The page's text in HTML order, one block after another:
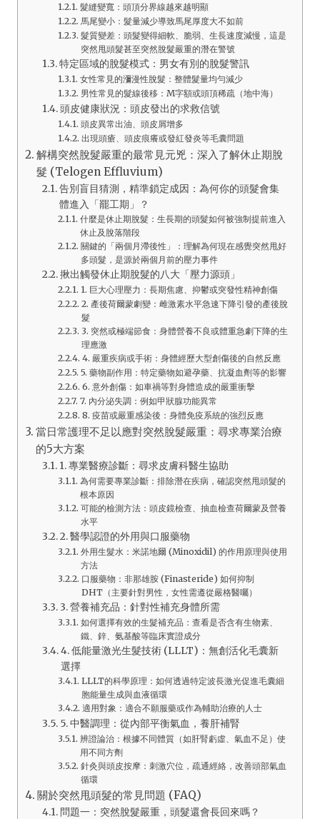
髮縫變寬：頭頂分界線越來越明顯
馬尾變小：髮量減少導致馬尾厚度大不如前
髮質變差：頭髮變得細軟、脆弱、生長速度減慢，這是
突然甩頭髮甚至突然脫髮嚴重的潛在警號
特定區域的脫髮模式：男女有別的脫髮警訊
女性常見的瀰漫性脫髮：整體髮量均勻減少
男性常見的髮線後移：M字額或頭頂稀疏（地中海）
頭皮健康狀況：頭皮發出的求救信號
頭皮異常出油、頭皮屑增多
出現頭瘡、頭皮痕癢或發紅發炎等毛囊問題
解構突然脫髮嚴重的最常見元兇：深入了解休止期脫
髮 (Telogen Effluvium)
告別盲目猜測，精準鎖定成因：為何你的頭髮會集
體進入「罷工期」？
什麼是休止期脫髮：生長期的頭髮如何被強制提前進入
休止及脫落階段
關鍵的「兩個月滯後性」：理解為何現在感覺突然甩好
多頭髮，是源於兩個月前的壓力事件
揪出觸發休止期脫髮的八大「壓力源頭」
1. 巨大心理壓力：長期焦慮、抑鬱或突發性精神創傷
2. 產後荷爾蒙劇變：雌激素水平急速下降引發的產後脫
髮
3. 突然或極端節食：身體營養不良或體重急劇下降的生
理應激
4. 嚴重疾病或手術：身體經歷大型創傷後的自然反應
5. 藥物副作用：特定藥物如避孕藥、抗凝血劑等的影響
6. 意外創傷：如車禍等對身體造成的嚴重衝擊
7. 內分泌失調：例如甲狀腺功能異常
8. 疫苗或嚴重感染後：身體免疫系統的強烈反應
當日常護理不足以應對突然脫髮嚴重：尋求專業治療
的5大方案
1. 專業醫療診斷：尋求皮膚科醫生協助
為何需要專業診斷：排除潛在疾病，確認突然甩頭髮的
根本原因
可能的檢測方法：頭皮鏡檢查、抽血檢查荷爾蒙及營養
水平
2. 醫學認證的外用與口服藥物
外用生髮水：米諾地爾 (Minoxidil) 的作用原理與使用
方法
口服藥物：非那雄胺 (Finasteride) 如何抑制
DHT（主要針對男性，女性需遵從嚴格醫囑）
3. 營養補充品：針對性補充身體所需
如何選擇有效的生髮補充品：查看是否含有生物素、
鐵、鋅、氨基酸等臨床實證成分
4. 低能量激光生髮技術 (LLLT)：無創活化毛囊新
選擇
LLLT的科學原理：如何透過特定波長激光促進毛囊細
胞能量生成與血液循環
適用對象：適合不願服藥或作為輔助治療的人士
5. 中醫調理：從內部平衡氣血，養肝補腎
辨證論治：根據不同體質（如肝腎虧虛、氣血不足）使
用不同方劑
針灸與頭皮按摩：刺激穴位，疏通經絡，改善頭部氣血
循環
關於突然甩頭髮的常見問題 (FAQ)
問題一：突然脫髮嚴重，頭髮還會長回來嗎？